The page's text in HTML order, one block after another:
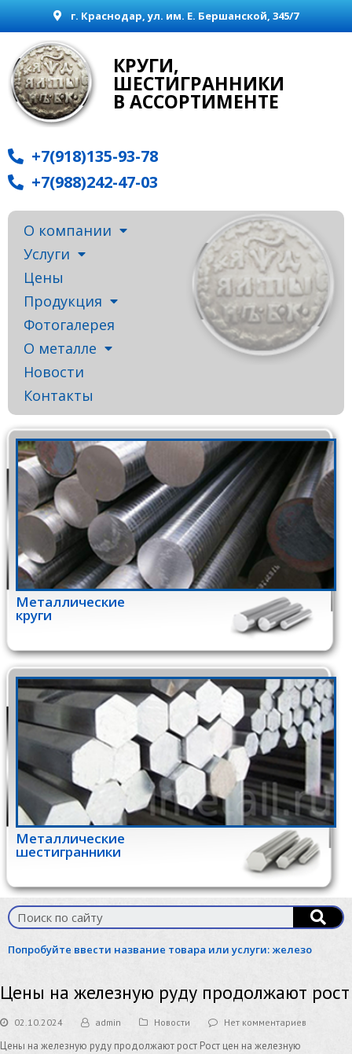
г. Краснодар, ул. им. Е. Бершанской, 345/7
КРУГИ,
ШЕСТИГРАННИКИ
В АССОРТИМЕНТЕ
+7(918)135-93-78
+7(988)242-47-03
О компании
Услуги
Цены
Продукция
Фотогалерея
О металле
Новости
Контакты
Металлические
круги
Металлические
шестигранники
Попробуйте ввести название товара или услуги:железо
Цены на железную руду продолжают рост
02.10.2024 admin Новости Нет комментариев
Цены на железную руду продолжают рост Рост цен на железную